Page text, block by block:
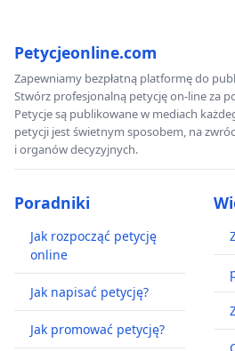
Petycjeonline.com
Zapewniamy bezpłatną platformę do
Stwórz profesjonalną petycję on-line za
Petycje są publikowane w mediach
petycji jest świetnym sposobem, na
i organów decyzyjnych.
Poradniki
Jak rozpocząć petycję
online
Jak napisać petycję?
Jak promować petycję?